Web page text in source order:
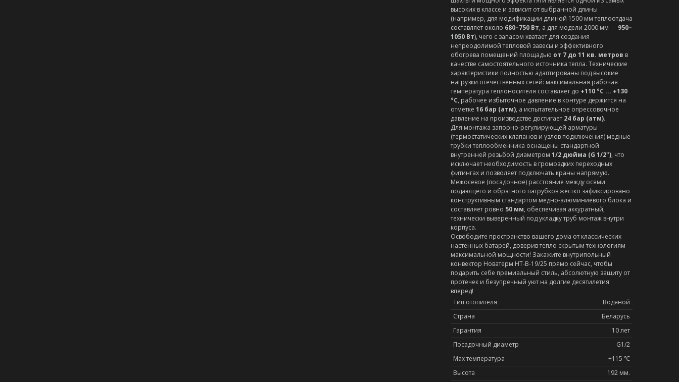
высоких в классе и зависит от выбранной длины
(например, для модификации длиной 1500 мм теплоотдача
составляет около 680–750 Вт, а для модели 2000 мм — 950–
1050 Вт), чего с запасом хватает для создания
непреодолимой тепловой завесы и эффективного
обогрева помещений площадью от 7 до 11 кв. метров в
качестве самостоятельного источника тепла. Технические
характеристики полностью адаптированы под высокие
нагрузки отечественных сетей: максимальная рабочая
температура теплоносителя составляет до +110 °C ... +130
°C, рабочее избыточное давление в контуре держится на
отметке 16 бар (атм), а испытательное опрессовочное
давление на производстве достигает 24 бар (атм).
Для монтажа запорно-регулирующей арматуры
(термостатических клапанов и узлов подключения) медные
трубки теплообменника оснащены стандартной
внутренней резьбой диаметром 1/2 дюйма (G 1/2"), что
исключает необходимость в громоздких переходных
фитингах и позволяет подключать краны напрямую.
Межосевое (посадочное) расстояние между осями
подающего и обратного патрубков жестко зафиксировано
конструктивным стандартом медно-алюминиевого блока и
составляет ровно 50 мм, обеспечивая аккуратный,
технически выверенный под укладку труб монтаж внутри
корпуса.
Освободите пространство вашего дома от классических
настенных батарей, доверив тепло скрытым технологиям
максимальной мощности! Закажите внутрипольный
конвектор Новатерм НТ-В-19/25 прямо сейчас, чтобы
подарить себе премиальный стиль, абсолютную защиту от
протечек и безупречный уют на долгие десятилетия
вперед!
Тип отопителя
Водяной
Страна
Беларусь
Гарантия
10 лет
Посадочный диаметр
G1/2
Max температура
+115 ℃
Высота
192 мм.